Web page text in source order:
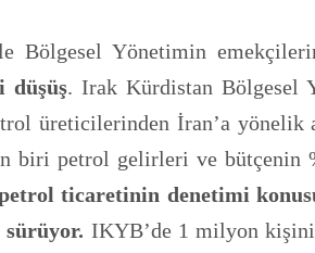
Bölgesel Yönetimin
düşüş. Irak Kürdistan Bölgesel
üreticilerinden İran’a yönelik
biri petrol gelirleri ve bütçenin
ticaretinin denetimi
sürüyor. IKYB’de 1 milyon